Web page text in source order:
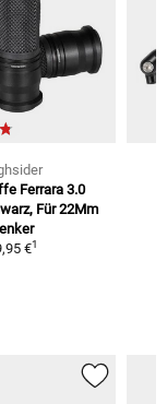
Ferrara 3.0
Für 22Mm
€1